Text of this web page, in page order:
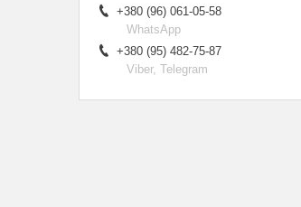
+380 (96) 061-05-58
WhatsApp
+380 (95) 482-75-87
Viber, Telegram